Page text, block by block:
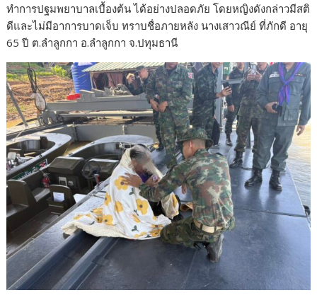
ทำการปฐมพยาบาลเบื้องต้น ได้อย่างปลอดภัย โดยหญิงดังกล่าวมีสติ
ดีและไม่มีอาการบาดเจ็บ ทราบชื่อภายหลัง นางเสาวณีย์ ที่ภักดี อายุ
65 ปี ต.ลำลูกกา อ.ลำลูกกา จ.ปทุมธานี